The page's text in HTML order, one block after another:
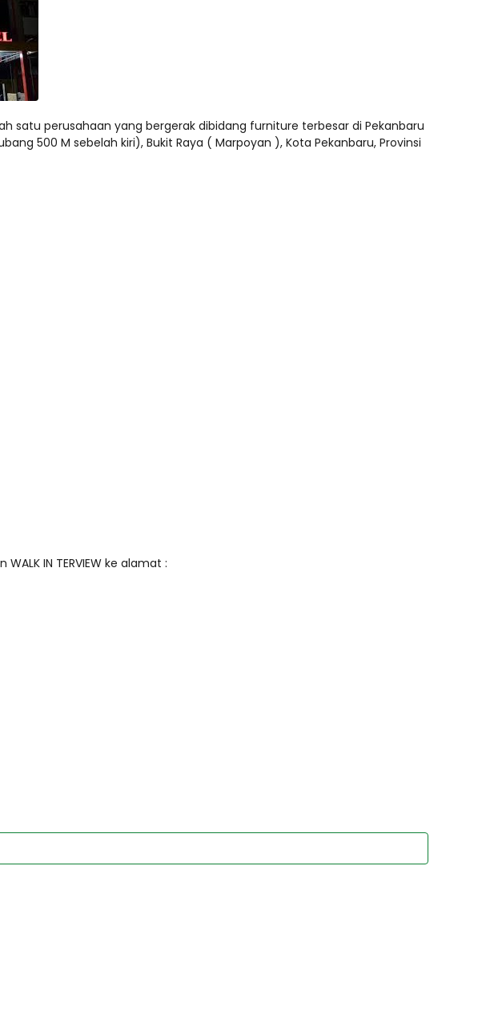
satu perusahaan yang bergerak dibidang furniture terbesar di Pekanbaru
500 M sebelah kiri), Bukit Raya ( Marpoyan ), Kota Pekanbaru, Provinsi
IN TERVIEW ke alamat :